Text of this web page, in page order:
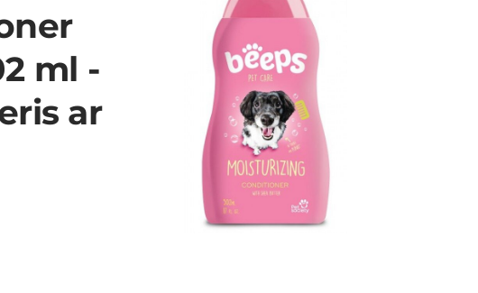
ml -
ar